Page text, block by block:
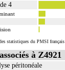
4
statistiques du PMSI français
à Z4921
péritonéale